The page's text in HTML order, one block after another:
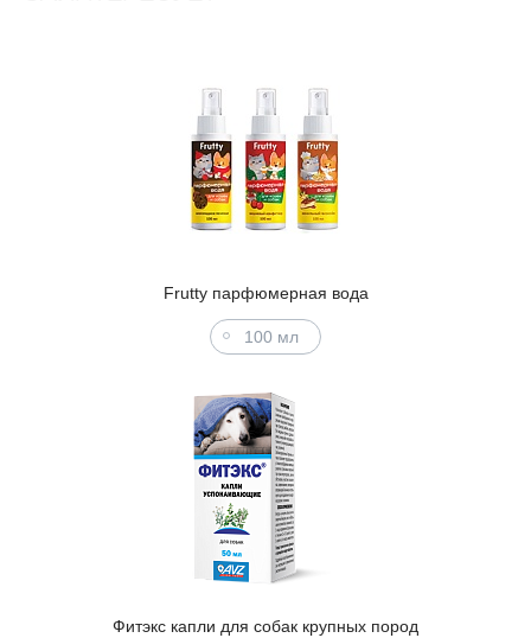
Frutty парфюмерная вода
100 мл
Фитэкс капли для собак крупных пород